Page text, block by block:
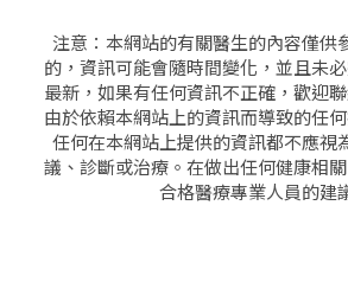
注意：本網站的有關醫生的內容僅供
的，資訊可能會隨時間變化，並且未
最新，如果有任何資訊不正確，歡迎
由於依賴本網站上的資訊而導致的任
任何在本網站上提供的資訊都不應視
議、診斷或治療。在做出任何健康相
合格醫療專業人員的建